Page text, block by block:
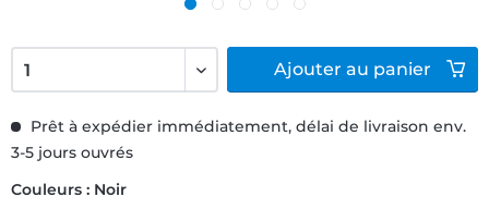
Prêt à expédier immédiatement, délai de livraison env.
3-5 jours ouvrés
Couleurs : Noir
Ajouter au panier